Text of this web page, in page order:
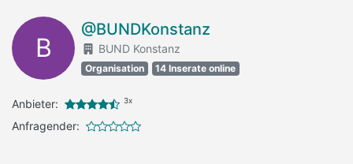
B
@BUNDKonstanz
BUND Konstanz
Organisation 14 Inserate online
Anbieter: 3x
Anfragender: